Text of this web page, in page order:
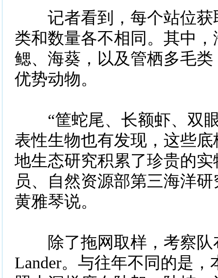
记者看到，每个站位获
类和数量各不相同。其中
鳃、海葵，以及管栖多毛
优势动物。
“筐蛇尾、长额虾、双眼
表性生物也有发现，这些
地生态研究积累了珍贵的
员、自然资源部第三海洋
黄雅琴说。
除了拖网取样，考察队
Lander。与往年不同的是